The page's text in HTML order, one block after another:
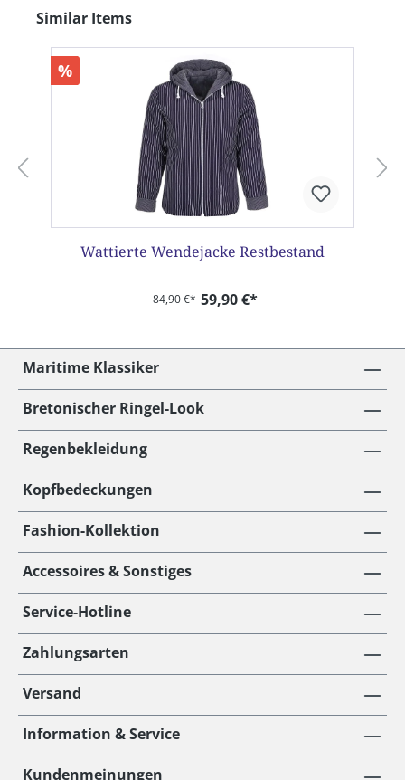
Produktgalerie überspringen
Similar Items
%
Wattierte Wendejacke Restbestand
84,90 €* 59,90 €*
Maritime Klassiker
Bretonischer Ringel-Look
Regenbekleidung
Kopfbedeckungen
Fashion-Kollektion
Accessoires & Sonstiges
Service-Hotline
Zahlungsarten
Versand
Information & Service
Kundenmeinungen